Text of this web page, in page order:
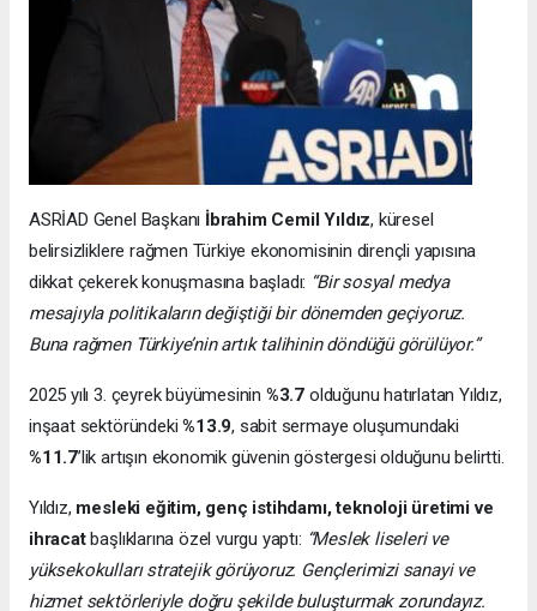
ASRİAD Genel Başkanı İbrahim Cemil Yıldız, küresel
belirsizliklere rağmen Türkiye ekonomisinin dirençli yapısına
dikkat çekerek konuşmasına başladı: “Bir sosyal medya
mesajıyla politikaların değiştiği bir dönemden geçiyoruz.
Buna rağmen Türkiye’nin artık talihinin döndüğü görülüyor.”
2025 yılı 3. çeyrek büyümesinin %3.7 olduğunu hatırlatan Yıldız,
inşaat sektöründeki%13.9, sabit sermaye oluşumundaki
%11.7’lik artışın ekonomik güvenin göstergesi olduğunu belirtti.
Yıldız, mesleki eğitim, genç istihdamı, teknoloji üretimi ve
ihracatbaşlıklarına özel vurgu yaptı: “Meslek liseleri ve
yüksekokulları stratejik görüyoruz. Gençlerimizi sanayi ve
hizmet sektörleriyle doğru şekilde buluşturmak zorundayız.